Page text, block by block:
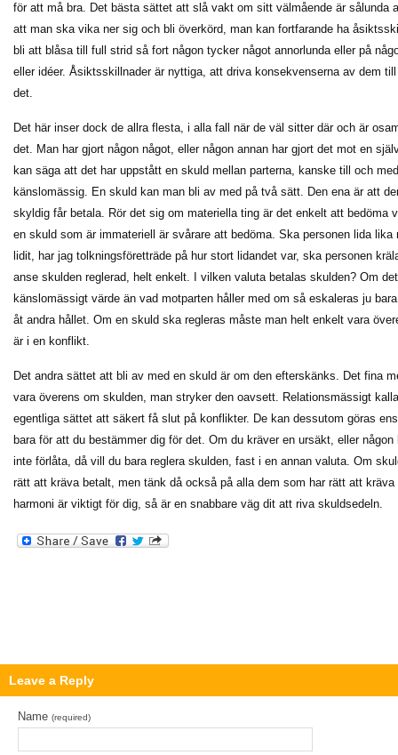
för att må bra. Det bästa sättet att slå vakt om sitt välmående är sålunda
att man ska vika ner sig och bli överkörd, man kan fortfarande ha
bli att blåsa till full strid så fort någon tycker något annorlunda eller på
eller idéer. Åsiktsskillnader är nyttiga, att driva konsekvenserna av dem
det.
Det här inser dock de allra flesta, i alla fall när de väl sitter där och är
det. Man har gjort någon något, eller någon annan har gjort det mot en
kan säga att det har uppstått en skuld mellan parterna, kanske till och
känslomässig. En skuld kan man bli av med på två sätt. Den ena är att
skyldig får betala. Rör det sig om materiella ting är det enkelt att bedöma
en skuld som är immateriell är svårare att bedöma. Ska personen lida
lidit, har jag tolkningsföretträde på hur stort lidandet var, ska personen
anse skulden reglerad, helt enkelt. I vilken valuta betalas skulden? Om
känslomässigt värde än vad motparten håller med om så eskaleras ju
åt andra hållet. Om en skuld ska regleras måste man helt enkelt vara
är i en konflikt.
Det andra sättet att bli av med en skuld är om den efterskänks. Det fina
vara överens om skulden, man stryker den oavsett. Relationsmässigt
egentliga sättet att säkert få slut på konflikter. De kan dessutom göras
bara för att du bestämmer dig för det. Om du kräver en ursäkt, eller
inte förlåta, då vill du bara reglera skulden, fast i en annan valuta. Om
rätt att kräva betalt, men tänk då också på alla dem som har rätt att
harmoni är viktigt för dig, så är en snabbare väg dit att riva skuldsedeln.
Leave a Reply
Name (required)